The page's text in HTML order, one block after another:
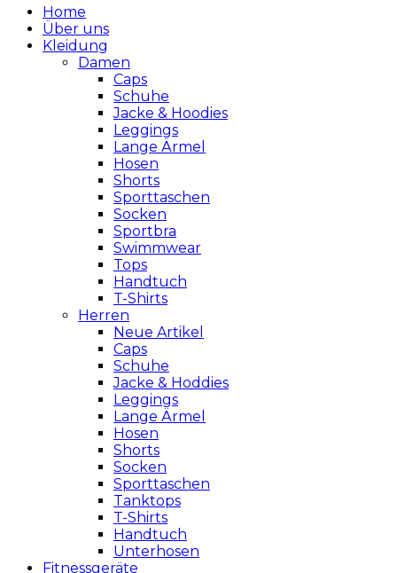
Home
Über uns
Kleidung
Damen
Caps
Schuhe
Jacke & Hoodies
Leggings
Lange Ärmel
Hosen
Shorts
Sporttaschen
Socken
Sportbra
Swimmwear
Tops
Handtuch
T-Shirts
Herren
Neue Artikel
Caps
Schuhe
Jacke & Hoddies
Leggings
Lange Ärmel
Hosen
Shorts
Socken
Sporttaschen
Tanktops
T-Shirts
Handtuch
Unterhosen
Fitnessgeräte